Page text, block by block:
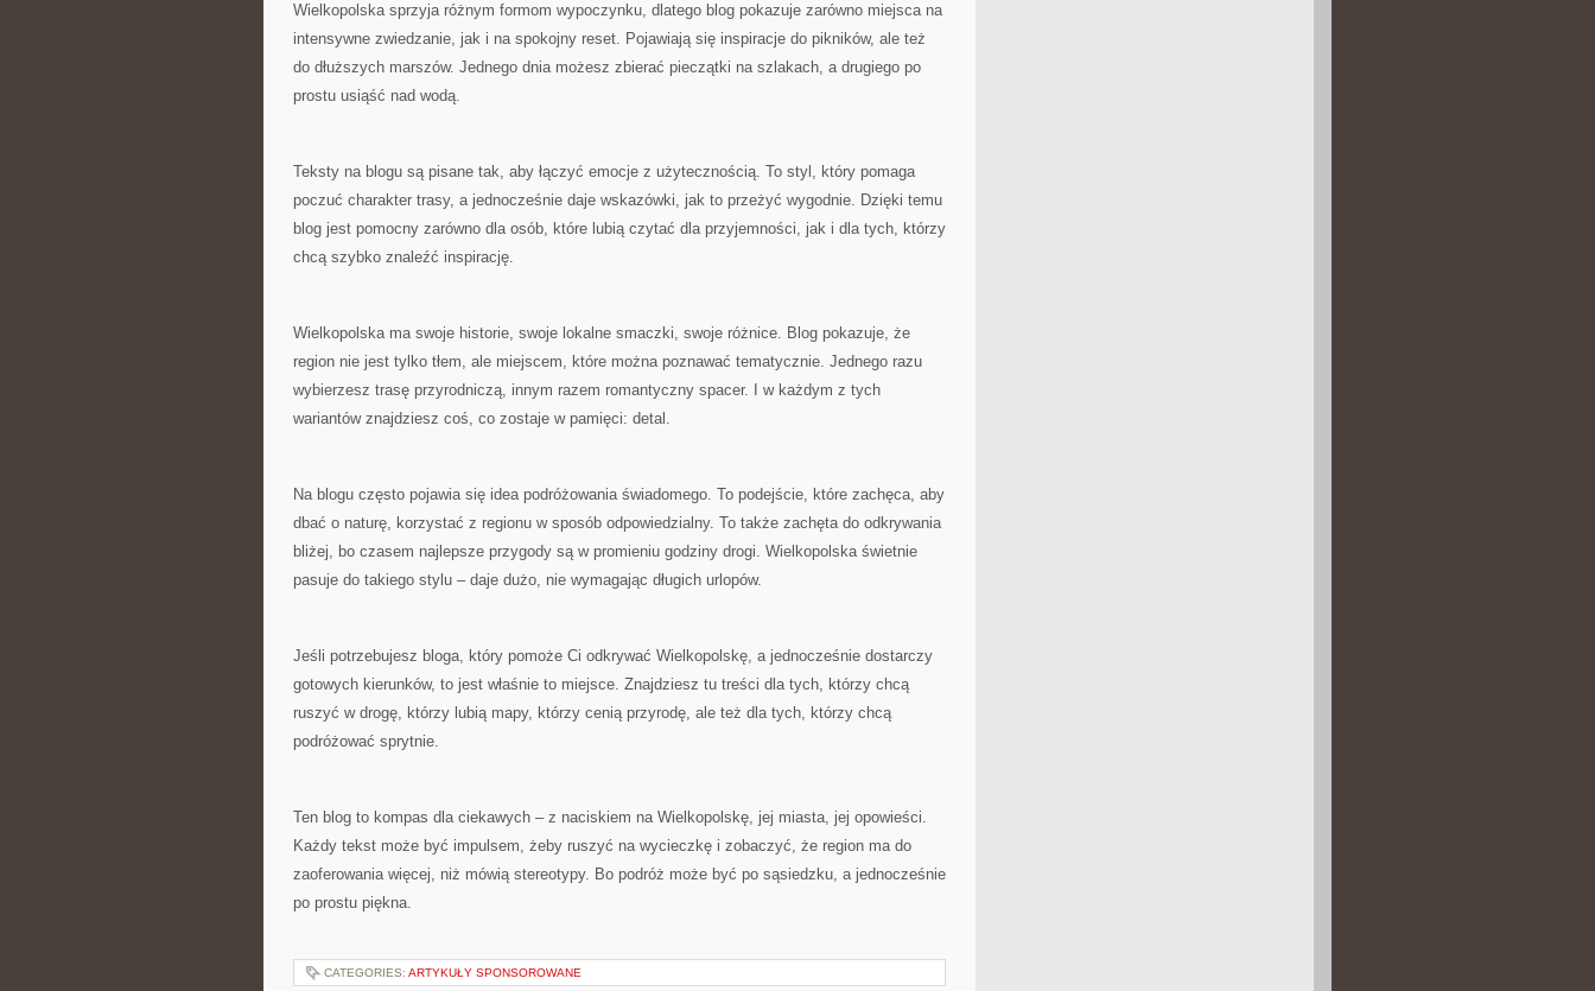
Wielkopolska sprzyja różnym formom wypoczynku, dlatego blog pokazuje zarówno miejsca na
intensywne zwiedzanie, jak i na spokojny reset. Pojawiają się inspiracje do pikników, ale też
do dłuższych marszów. Jednego dnia możesz zbierać pieczątki na szlakach, a drugiego po
prostu usiąść nad wodą.
Teksty na blogu są pisane tak, aby łączyć emocje z użytecznością. To styl, który pomaga
poczuć charakter trasy, a jednocześnie daje wskazówki, jak to przeżyć wygodnie. Dzięki temu
blog jest pomocny zarówno dla osób, które lubią czytać dla przyjemności, jak i dla tych, którzy
chcą szybko znaleźć inspirację.
Wielkopolska ma swoje historie, swoje lokalne smaczki, swoje różnice. Blog pokazuje, że
region nie jest tylko tłem, ale miejscem, które można poznawać tematycznie. Jednego razu
wybierzesz trasę przyrodniczą, innym razem romantyczny spacer. I w każdym z tych
wariantów znajdziesz coś, co zostaje w pamięci: detal.
Na blogu często pojawia się idea podróżowania świadomego. To podejście, które zachęca, aby
dbać o naturę, korzystać z regionu w sposób odpowiedzialny. To także zachęta do odkrywania
bliżej, bo czasem najlepsze przygody są w promieniu godziny drogi. Wielkopolska świetnie
pasuje do takiego stylu – daje dużo, nie wymagając długich urlopów.
Jeśli potrzebujesz bloga, który pomoże Ci odkrywać Wielkopolskę, a jednocześnie dostarczy
gotowych kierunków, to jest właśnie to miejsce. Znajdziesz tu treści dla tych, którzy chcą
ruszyć w drogę, którzy lubią mapy, którzy cenią przyrodę, ale też dla tych, którzy chcą
podróżować sprytnie.
Ten blog to kompas dla ciekawych – z naciskiem na Wielkopolskę, jej miasta, jej opowieści.
Każdy tekst może być impulsem, żeby ruszyć na wycieczkę i zobaczyć, że region ma do
zaoferowania więcej, niż mówią stereotypy. Bo podróż może być po sąsiedzku, a jednocześnie
po prostu piękna.
CATEGORIES: ARTYKUŁY SPONSOROWANE